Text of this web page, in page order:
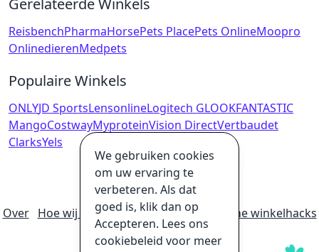
Gerelateerde Winkels
ReisbenchPharmaHorsePets PlacePets OnlineMoopro
OnlinedierenMedpets
Populaire Winkels
ONLYJD SportsLensonlineLogitech GLOOKFANTASTIC
MangoCostwayMyproteinVision DirectVertbaudet
ClarksYels
Over Hoe wij geld verdienen
Ultieme online winkelhacks
Privacybeleid Disclaimer
We gebruiken cookies
om uw ervaring te
verbeteren. Als dat
goed is, klik dan op
Accepteren. Lees ons
cookiebeleid voor meer